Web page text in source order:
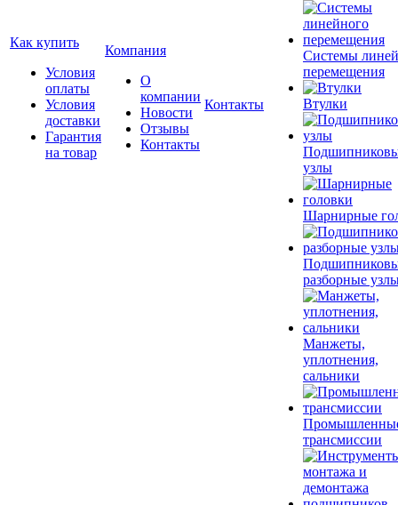
Как купить
Условия
оплаты
Условия
доставки
Гарантия
на товар
Компания
О
компании
Новости
Отзывы
Контакты
Контакты
Системы
перемещения
Втулки
узлы
Шарнирные
разборные
Манжеты,
уплотнения,
сальники
трансмиссии